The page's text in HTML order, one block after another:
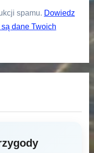
spamu. Dowiedz
dane Twoich